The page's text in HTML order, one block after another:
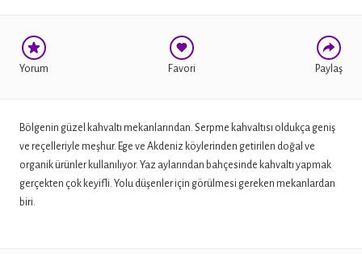
Yorum Favori Paylaş
Bölgenin güzel kahvaltı mekanlarından. Serpme kahvaltısı oldukça geniş
ve reçelleriyle meşhur. Ege ve Akdeniz köylerinden getirilen doğal ve
organik ürünler kullanılıyor. Yaz aylarından bahçesinde kahvaltı yapmak
gerçekten çok keyifli. Yolu düşenler için görülmesi gereken mekanlardan
biri.